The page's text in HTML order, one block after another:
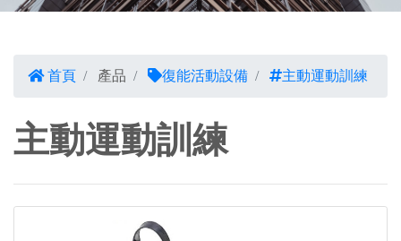
首頁 產品 復能活動設備 主動運動訓練
主動運動訓練